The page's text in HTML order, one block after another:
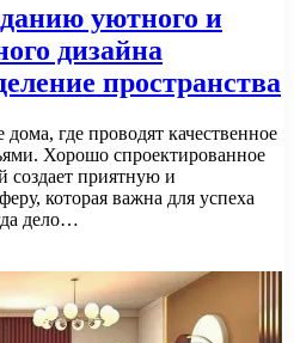
уютного и
дизайна
пространства
где проводят качественное
Хорошо спроектированное
создает приятную и
которая важна для успеха
дело…